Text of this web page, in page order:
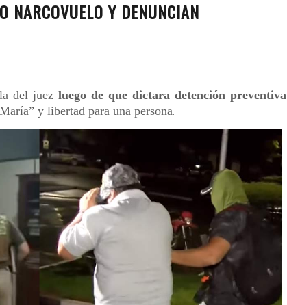
NARCOVUELO Y DENUNCIAN
del juezluego de que dictara detención preventiva
y libertad para una persona.